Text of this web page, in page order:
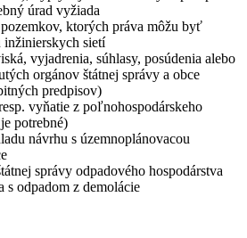
úrad vyžiada
ktorých práva môžu byť
inžinierskych sietí
vyjadrenia, súhlasy, posúdenia alebo
orgánov štátnej správy a obce
predpisov)
vyňatie z poľnohospodárskeho
potrebné)
návrhu s územnoplánovacou
správy odpadového hospodárstva
s odpadom z demolácie